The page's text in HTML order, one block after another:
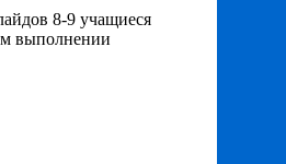
8-9 учащиеся
выполнении